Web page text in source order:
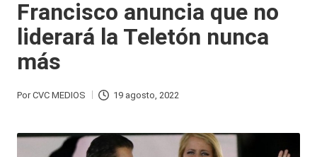
h
a
s
y
la
farándula,
Realitys,
Tierra
Gran
Francisco anuncia que no
liderará la Teletón nunca
más
Publicado
PorCVC MEDIOS 19 agosto, 2022